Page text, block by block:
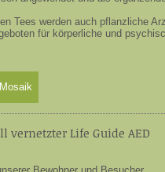
Tees werden auch pflanzliche
für körperliche und
vernetzter Life Guide AED